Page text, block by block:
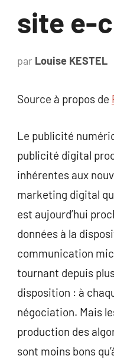
site e-
par Louise KESTEL
Source à propos de
Le publicité
publicité digital
inhérentes aux
marketing digital
est aujourd’hui
données à la
communication
tournant depuis
disposition : à
négociation. Mais
production des
sont moins bons